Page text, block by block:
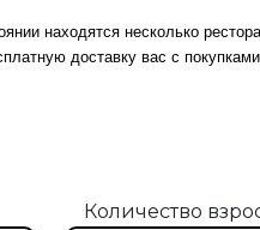
находятся несколько
доставку вас с
Количество